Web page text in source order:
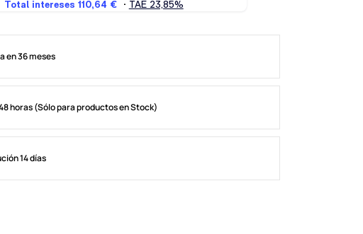
en 36 meses
horas (Sólo para productos en Stock)
14 días